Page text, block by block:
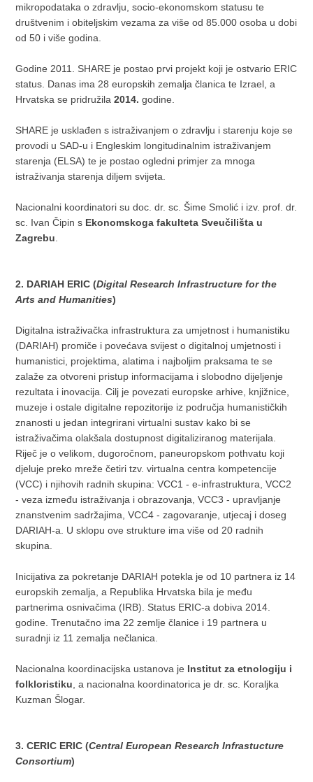
mikropodataka o zdravlju, socio-ekonomskom statusu te
društvenim i obiteljskim vezama za više od 85.000 osoba u dobi
od 50 i više godina.
Godine 2011. SHARE je postao prvi projekt koji je ostvario ERIC
status. Danas ima 28 europskih zemalja članica te Izrael, a
Hrvatska se pridružila2014. godine.
SHARE je usklađen s istraživanjem o zdravlju i starenju koje se
provodi u SAD-u i Engleskim longitudinalnim istraživanjem
starenja (ELSA) te je postao ogledni primjer za mnoga
istraživanja starenja diljem svijeta.
Nacionalni koordinatori su doc. dr. sc. Šime Smolić i izv. prof. dr.
sc. Ivan Čipin s Ekonomskoga fakulteta Sveučilišta u
Zagrebu
2. DARIAH ERIC (Digital Research Infrastructure for the
Arts and Humanities)
Digitalna istraživačka infrastruktura za umjetnost i humanistiku
(DARIAH) promiče i povećava svijest o digitalnoj umjetnosti i
humanistici, projektima, alatima i najboljim praksama te se
zalaže za otvoreni pristup informacijama i slobodno dijeljenje
rezultata i inovacija. Cilj je povezati europske arhive, knjižnice,
muzeje i ostale digitalne repozitorije iz područja humanističkih
znanosti u jedan integrirani virtualni sustav kako bi se
istraživačima olakšala dostupnost digitaliziranog materijala.
Riječ je o velikom, dugoročnom, paneuropskom pothvatu koji
djeluje preko mreže četiri tzv. virtualna centra kompetencije
(VCC) i njihovih radnih skupina: VCC1 - e-infrastruktura, VCC2
- veza između istraživanja i obrazovanja, VCC3 - upravljanje
znanstvenim sadržajima, VCC4 - zagovaranje, utjecaj i doseg
DARIAH-a. U sklopu ove strukture ima više od 20 radnih
skupina.
Inicijativa za pokretanje DARIAH potekla je od 10 partnera iz 14
europskih zemalja, a Republika Hrvatska bila je među
partnerima osnivačima (IRB). Status ERIC-a dobiva 2014.
godine. Trenutačno ima 22 zemlje članice i 19 partnera u
suradnji iz 11 zemalja nečlanica.
Nacionalna koordinacijska ustanova je Institut za etnologiju i
folkloristiku , a nacionalna koordinatorica je dr. sc. Koraljka
Kuzman Šlogar.
3. CERIC ERIC (Central European Research Infrastucture
Consortium)